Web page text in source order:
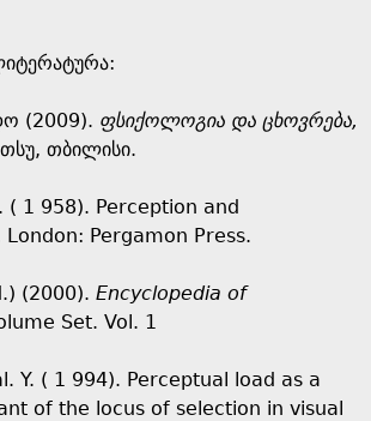
(2009). ფსიქოლოგია და ცხოვრება,
თბილისი.
( 1 958). Perception and
Pergamon Press.
(2000). Encyclopedia of
Set. Vol. 1
Y. ( 1 994). Perceptual load as a
of the locus of selection in visual